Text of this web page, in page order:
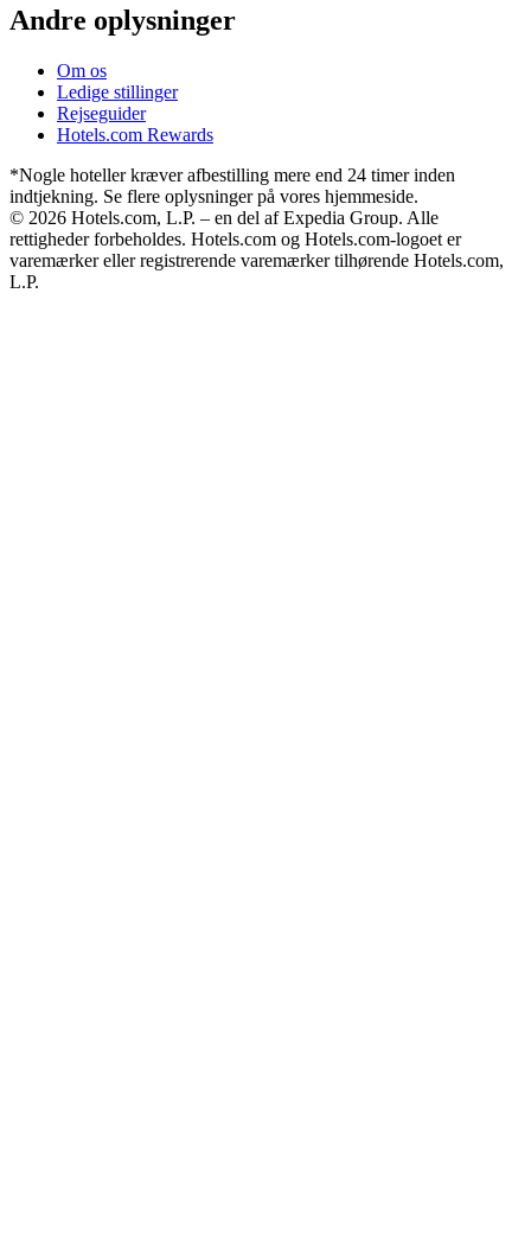
Andre oplysninger
Om os
Ledige stillinger
Rejseguider
Hotels.com Rewards
*Nogle hoteller kræver afbestilling mere end 24 timer inden
indtjekning. Se flere oplysninger på vores hjemmeside.
© 2026 Hotels.com, L.P. – en del af Expedia Group. Alle
rettigheder forbeholdes. Hotels.com og Hotels.com-logoet er
varemærker eller registrerende varemærker tilhørende Hotels.com,
L.P.